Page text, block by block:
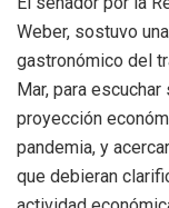
Weber, sostuvo
gastronómico del
Mar, para
proyección
pandemia, y
que debieran